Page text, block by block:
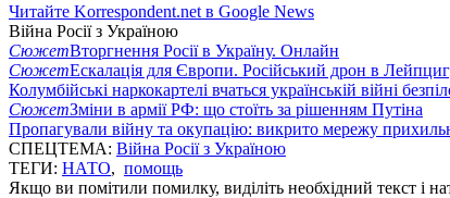
Читайте Korrespondent.net в Google News
Війна Росії з Україною
СюжетВторгнення Росії в Україну. Онлайн
СюжетЕскалація для Європи. Російський дрон в
Колумбійські наркокартелі вчаться українській війні
СюжетЗміни в армії РФ: що стоїть за рішенням Путіна
Пропагували війну та окупацію: викрито мережу
СПЕЦТЕМА: Війна Росії з Україною
ТЕГИ: НАТО, помощь
Якщо ви помітили помилку, виділіть необхідний текст і